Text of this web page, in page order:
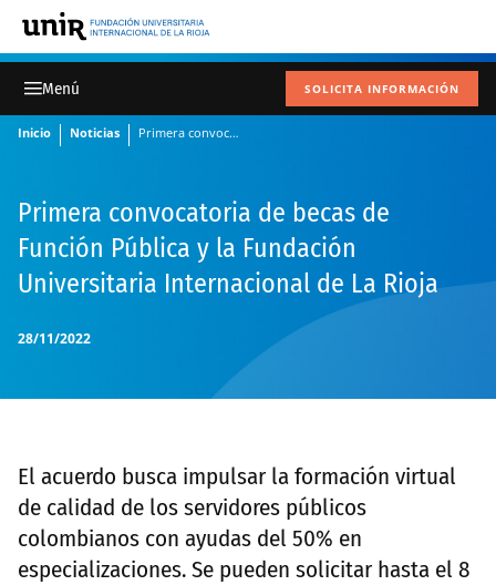
SOLICITA INFORMACIÓN
Inicio Noticias Primera convocatoria de becas de Función Pública y la Fundación Universitaria Internacional de La Rioja
28/11/2022
Primera convocatoria de becas de
Función Pública y la Fundación
Universitaria Internacional de La Rioja
El acuerdo busca impulsar la formación virtual
de calidad de los servidores públicos
colombianos con ayudas del 50% en
especializaciones. Se pueden solicitar hasta el 8